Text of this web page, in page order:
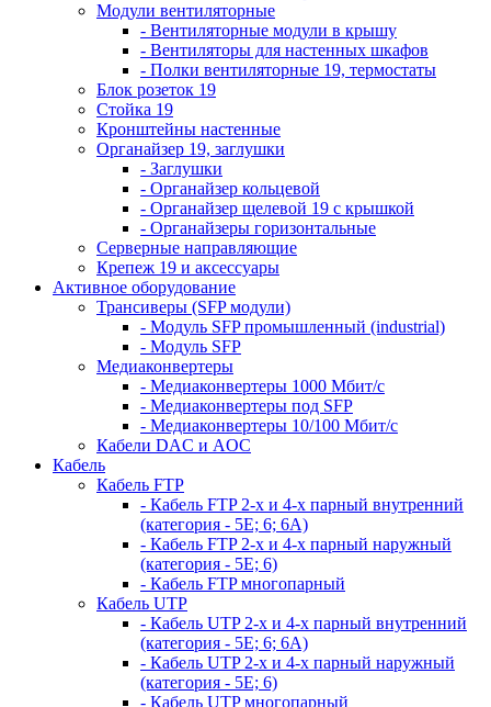
Модули вентиляторные
- Вентиляторные модули в крышу
- Вентиляторы для настенных шкафов
- Полки вентиляторные 19, термостаты
Блок розеток 19
Стойка 19
Кронштейны настенные
Органайзер 19, заглушки
- Заглушки
- Органайзер кольцевой
- Органайзер щелевой 19 с крышкой
- Органайзеры горизонтальные
Серверные направляющие
Крепеж 19 и аксессуары
Активное оборудование
Трансиверы (SFP модули)
- Модуль SFP промышленный (industrial)
- Модуль SFP
Медиаконвертеры
- Медиаконвертеры 1000 Мбит/с
- Медиаконвертеры под SFP
- Медиаконвертеры 10/100 Мбит/с
Кабели DAC и AOC
Кабель
Кабель FTP
- Кабель FTP 2-х и 4-х парный внутренний
(категория - 5Е; 6; 6А)
- Кабель FTP 2-х и 4-х парный наружный
(категория - 5Е; 6)
- Кабель FTP многопарный
Кабель UTP
- Кабель UTP 2-х и 4-х парный внутренний
(категория - 5Е; 6; 6А)
- Кабель UTP 2-х и 4-х парный наружный
(категория - 5Е; 6)
- Кабель UTP многопарный